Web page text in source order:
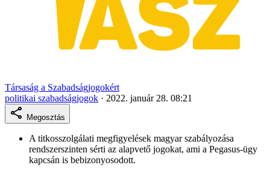
Társaság a Szabadságjogokért
politikai szabadságjogok · 2022. január 28. 08:21
Megosztás
A titkosszolgálati megfigyelések magyar szabályozása
rendszerszinten sérti az alapvető jogokat, ami a Pegasus-ügy
kapcsán is bebizonyosodott.